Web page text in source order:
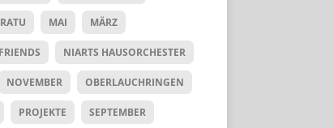
MAI MÄRZ
NIARTS HAUSORCHESTER
NOVEMBER OBERLAUCHRINGEN
PROJEKTE SEPTEMBER